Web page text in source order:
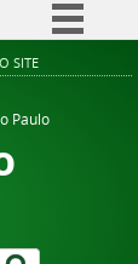
SITE
Paulo